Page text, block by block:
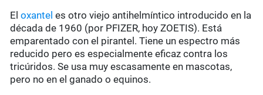
Eloxantel es otro viejo antihelmíntico introducido en la
década de 1960 (por PFIZER, hoy ZOETIS). Está
emparentado con el pirantel. Tiene un espectro más
reducido pero es especialmente eficaz contra los
tricúridos. Se usa muy escasamente en mascotas,
pero no en el ganado o equinos.